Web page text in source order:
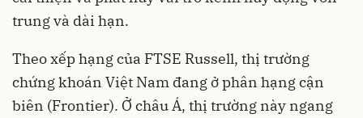
trung và dài hạn.
Theo xếp hạng của FTSE Russell, thị trường
chứng khoán Việt Nam đang ở phân hạng cận
biên (Frontier). Ở châu Á, thị trường này ngang